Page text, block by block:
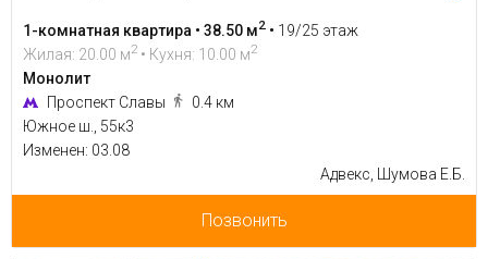
1-комнатная квартира • 38.50 м2 • 19/25 этаж
Жилая: 20.00 м2 • Кухня: 10.00 м2
Монолит
Проспект Славы
0.4 км
Южное ш., 55к3
Изменен: 03.08
Адвекс, Шумова Е.Б.
Позвонить